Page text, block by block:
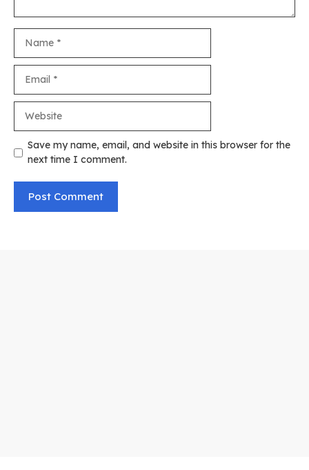
Save my name, email, and website in this browser for the
next time I comment.